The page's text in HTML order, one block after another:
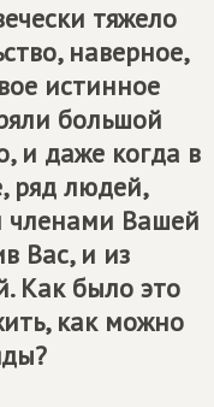
тяжело
наверное,
истинное
большой
и даже когда в
ряд людей,
членами Вашей
Вас, и из
Как было это
как можно